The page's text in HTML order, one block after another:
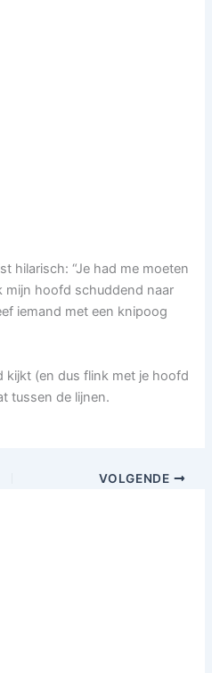
hilarisch: “Je had me moeten
mijn hoofd schuddend naar
iemand met een knipoog
kijkt (en dus flink met je hoofd
tussen de lijnen.
VOLGENDE